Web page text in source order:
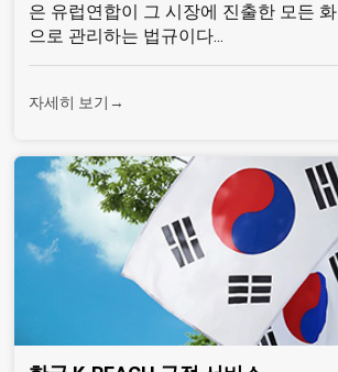
은 유럽연합이 그 시장에 진출한 모든
으로 관리하는 법규이다...
자세히 보기→